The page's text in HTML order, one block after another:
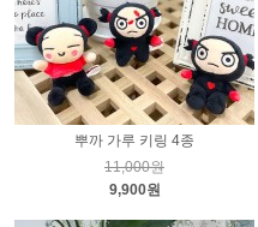
뿌까 가루 키링 4종
11,000원
9,900원